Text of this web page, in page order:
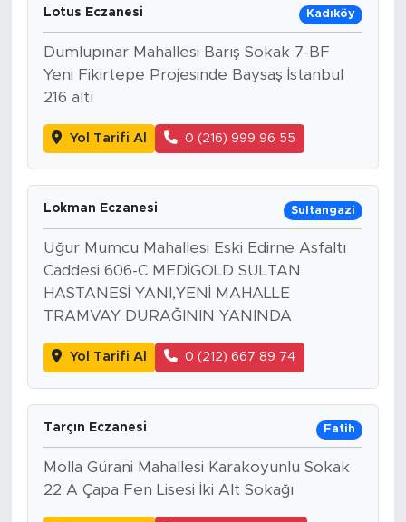
Lotus Eczanesi Kadıköy
Dumlupınar Mahallesi Barış Sokak 7-BF
Yeni Fikirtepe Projesinde Baysaş İstanbul
216 altı
Yol Tarifi Al 0 (216) 999 96 55
Lokman Eczanesi Sultangazi
Uğur Mumcu Mahallesi Eski Edirne Asfaltı
Caddesi 606-C MEDİGOLD SULTAN
HASTANESİ YANI,YENİ MAHALLE
TRAMVAY DURAĞININ YANINDA
Yol Tarifi Al 0 (212) 667 89 74
Tarçın Eczanesi Fatih
Molla Gürani Mahallesi Karakoyunlu Sokak
22 A Çapa Fen Lisesi İki Alt Sokağı